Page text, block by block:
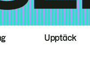
Upptäck